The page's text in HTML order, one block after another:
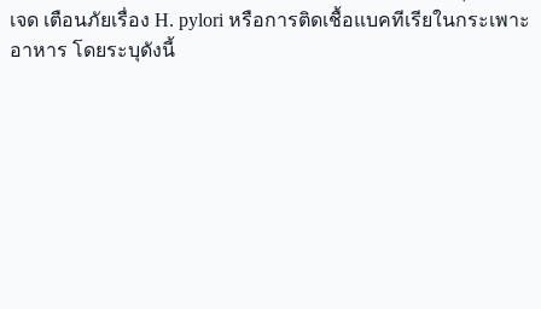
เจด เตือนภัยเรื่อง H. pylori หรือการติดเชื้อแบคทีเรียในกระเพาะ
อาหาร โดยระบุดังนี้